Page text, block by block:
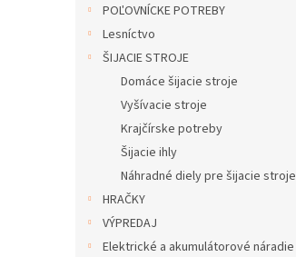
POĽOVNÍCKE POTREBY
Lesníctvo
ŠIJACIE STROJE
Domáce šijacie stroje
Vyšívacie stroje
Krajčírske potreby
Šijacie ihly
Náhradné diely pre šijacie stroje
HRAČKY
VÝPREDAJ
Elektrické a akumulátorové náradie